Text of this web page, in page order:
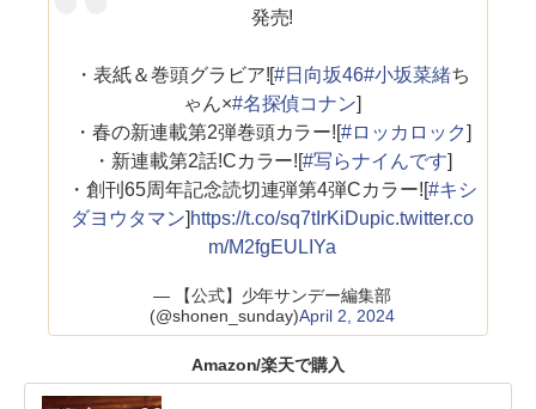
発売!
・表紙＆巻頭グラビア![#日向坂46#小坂菜緒ち
ゃん×#名探偵コナン]
・春の新連載第2弾巻頭カラー![#ロッカロック]
・新連載第2話!Cカラー![#写らナイんです]
・創刊65周年記念読切連弾第4弾Cカラー![#キシ
ダヨウタマン] https://t.co/sq7tIrKiDupic.twitter.co
m/M2fgEULIYa
— 【公式】少年サンデー編集部
(@shonen_sunday)April 2, 2024
Amazon/楽天で購入